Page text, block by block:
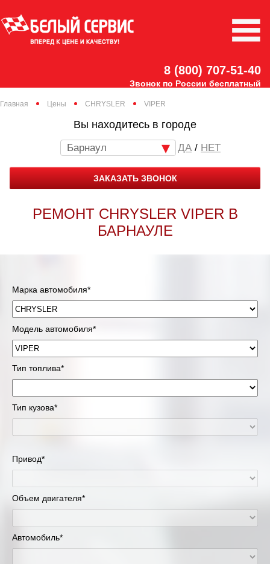
8 (800) 707-51-40
Звонок по России бесплатный
Главная Цены CHRYSLER VIPER
Вы находитесь в городе
Барнаул / НЕТ
ЗАКАЗАТЬ ЗВОНОК
РЕМОНТ CHRYSLER VIPER В
БАРНАУЛЕ
Марка автомобиля*
Модель автомобиля*
Тип топлива*
Тип кузова*
Привод*
Объем двигателя*
Автомобиль*